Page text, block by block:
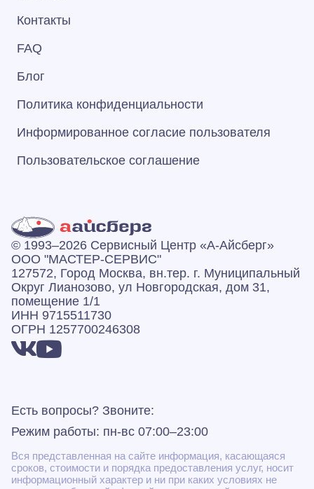
Контакты
FAQ
Блог
Политика конфиденциальности
Информированное согласие пользователя
Пользовательское соглашение
© 1993–2026 Сервисный Центр «А‑Айсберг»
ООО "МАСТЕР-СЕРВИС"
127572, Город Москва, вн.тер. г. Муниципальный
Округ Лианозово, ул Новгородская, дом 31,
помещение 1/1
ИНН 9715511730
ОГРН 1257700246308
Есть вопросы? Звоните:
Режим работы: пн-вс 07:00–23:00
Вся представленная на сайте информация, касающаяся
сроков, стоимости и порядка предоставления услуг, носит
информационный характер и ни при каких условиях не